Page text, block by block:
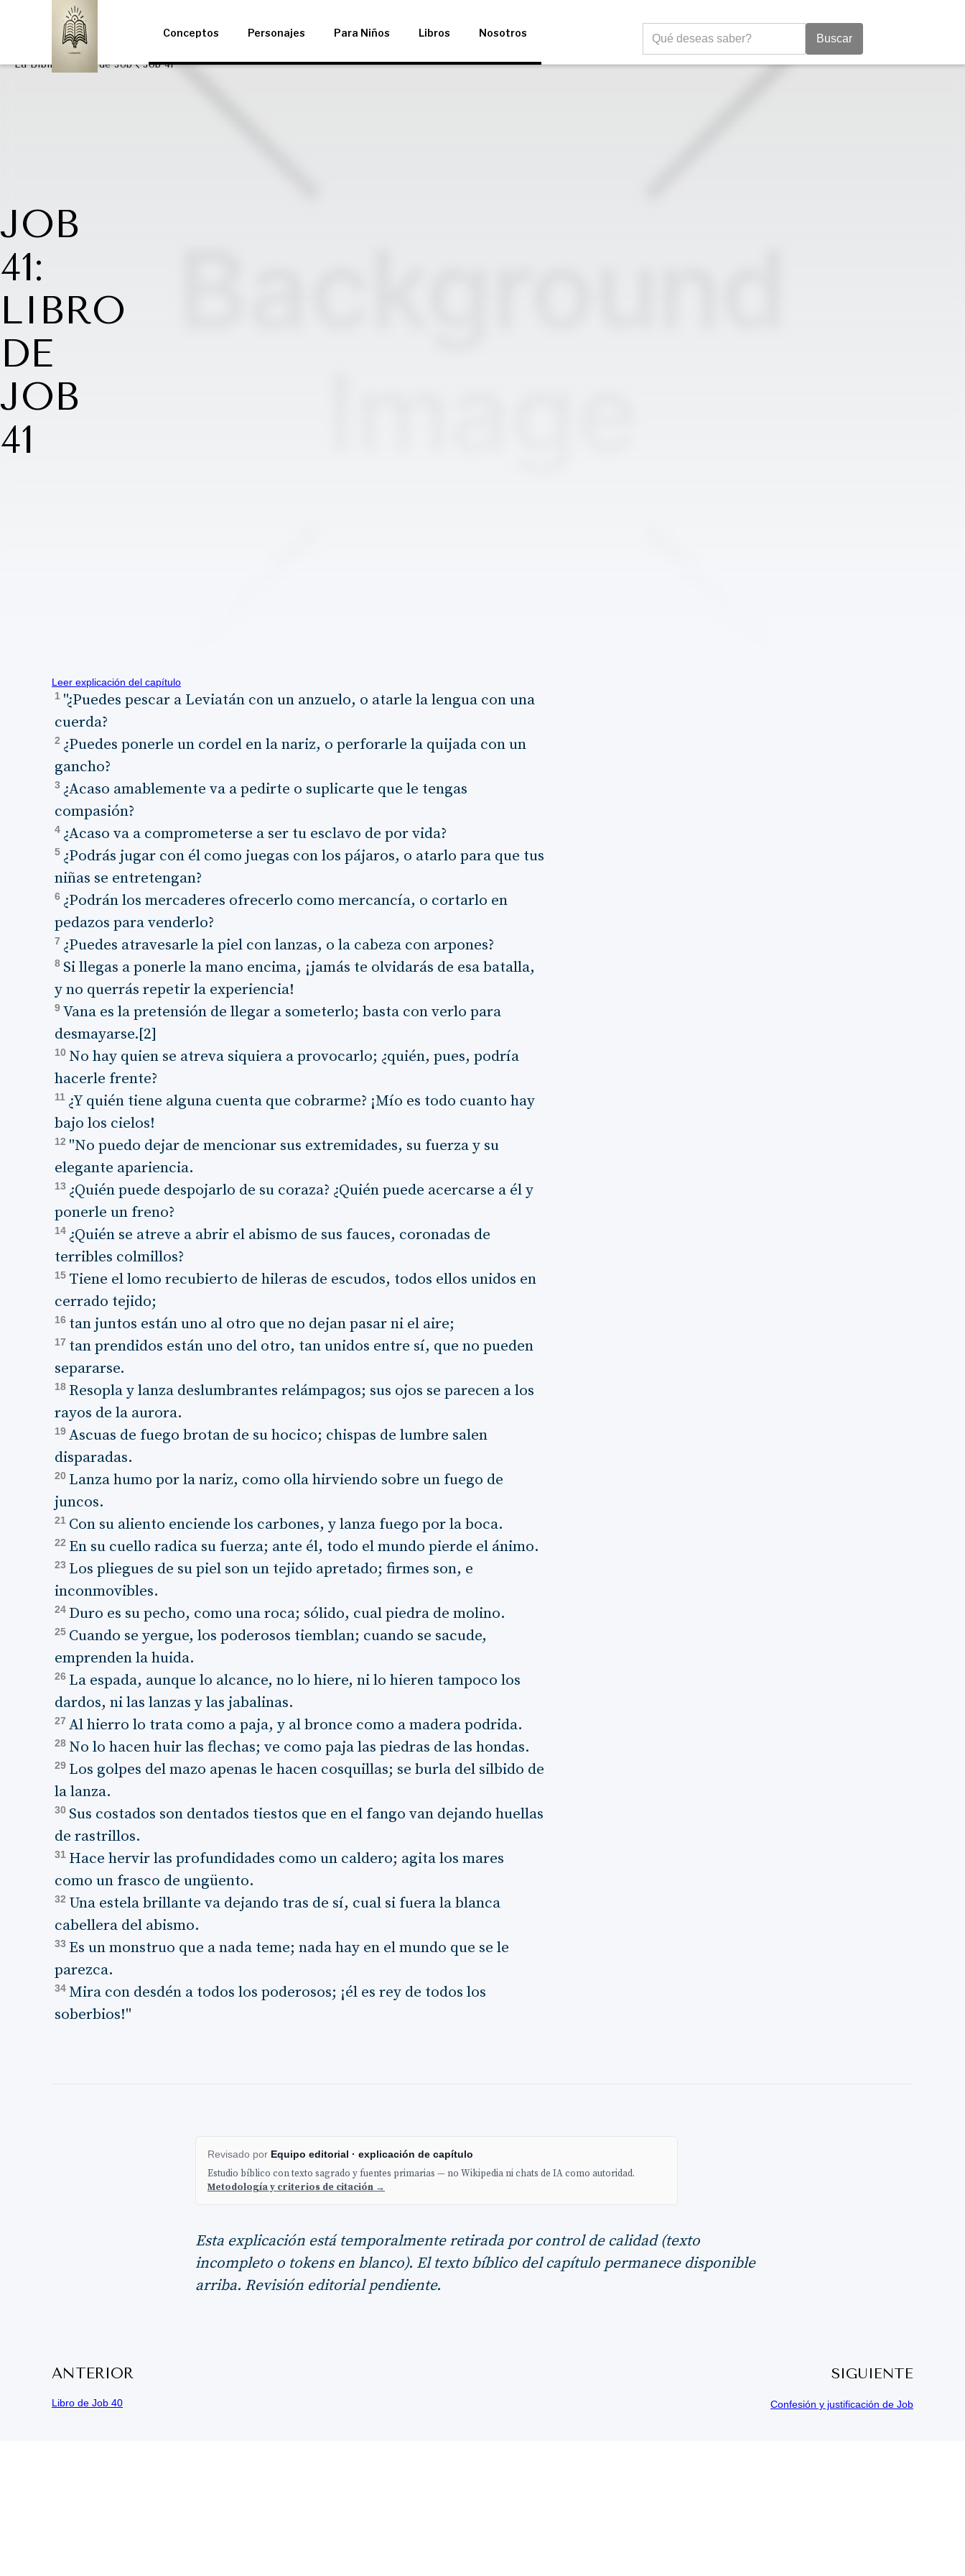
Conceptos Personajes Para Niños Libros Nosotros
JOB
41:
LIBRO
DE
JOB
41
La Biblia Libro de Job Job 41
Leer explicación del capítulo
1 "¿Puedes pescar a Leviatán con un anzuelo, o atarle la lengua con una
cuerda?
2 ¿Puedes ponerle un cordel en la nariz, o perforarle la quijada con un
gancho?
3 ¿Acaso amablemente va a pedirte o suplicarte que le tengas
compasión?
4 ¿Acaso va a comprometerse a ser tu esclavo de por vida?
5 ¿Podrás jugar con él como juegas con los pájaros, o atarlo para que tus
niñas se entretengan?
6 ¿Podrán los mercaderes ofrecerlo como mercancía, o cortarlo en
pedazos para venderlo?
7 ¿Puedes atravesarle la piel con lanzas, o la cabeza con arpones?
8 Si llegas a ponerle la mano encima, ¡jamás te olvidarás de esa batalla,
y no querrás repetir la experiencia!
9Vana es la pretensión de llegar a someterlo; basta con verlo para
desmayarse.[2]
10 No hay quien se atreva siquiera a provocarlo; ¿quién, pues, podría
hacerle frente?
11 ¿Y quién tiene alguna cuenta que cobrarme? ¡Mío es todo cuanto hay
bajo los cielos!
12 "No puedo dejar de mencionar sus extremidades, su fuerza y su
elegante apariencia.
13 ¿Quién puede despojarlo de su coraza? ¿Quién puede acercarse a él y
ponerle un freno?
14 ¿Quién se atreve a abrir el abismo de sus fauces, coronadas de
terribles colmillos?
15 Tiene el lomo recubierto de hileras de escudos, todos ellos unidos en
cerrado tejido;
16 tan juntos están uno al otro que no dejan pasar ni el aire;
17 tan prendidos están uno del otro, tan unidos entre sí, que no pueden
separarse.
18 Resopla y lanza deslumbrantes relámpagos; sus ojos se parecen a los
rayos de la aurora.
19 Ascuas de fuego brotan de su hocico; chispas de lumbre salen
disparadas.
20 Lanza humo por la nariz, como olla hirviendo sobre un fuego de
juncos.
21 Con su aliento enciende los carbones, y lanza fuego por la boca.
22 En su cuello radica su fuerza; ante él, todo el mundo pierde el ánimo.
23 Los pliegues de su piel son un tejido apretado; firmes son, e
inconmovibles.
24 Duro es su pecho, como una roca; sólido, cual piedra de molino.
25 Cuando se yergue, los poderosos tiemblan; cuando se sacude,
emprenden la huida.
26 La espada, aunque lo alcance, no lo hiere, ni lo hieren tampoco los
dardos, ni las lanzas y las jabalinas.
27 Al hierro lo trata como a paja, y al bronce como a madera podrida.
28 No lo hacen huir las flechas; ve como paja las piedras de las hondas.
29 Los golpes del mazo apenas le hacen cosquillas; se burla del silbido de
la lanza.
30 Sus costados son dentados tiestos que en el fango van dejando huellas
de rastrillos.
31 Hace hervir las profundidades como un caldero; agita los mares
como un frasco de ungüento.
32 Una estela brillante va dejando tras de sí, cual si fuera la blanca
cabellera del abismo.
33 Es un monstruo que a nada teme; nada hay en el mundo que se le
parezca.
34 Mira con desdén a todos los poderosos; ¡él es rey de todos los
soberbios!"
Revisado por Equipo editorial · explicación de capítulo
Estudio bíblico con texto sagrado y fuentes primarias — no Wikipedia ni chats de IA como autoridad.
Metodología y criterios de citación →
Esta explicación está temporalmente retirada por control de calidad (texto
incompleto o tokens en blanco). El texto bíblico del capítulo permanece disponible
arriba. Revisión editorial pendiente.
ANTERIOR
Libro de Job 40
SIGUIENTE
Confesión y justificación de Job